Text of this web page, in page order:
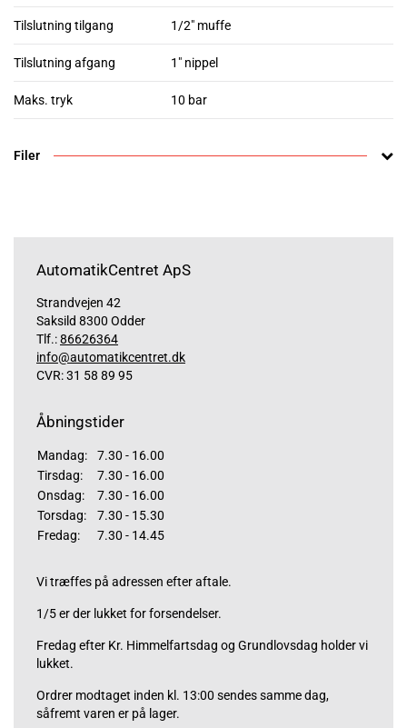
Tilslutning tilgang 1/2" muffe
Tilslutning afgang 1" nippel
Maks. tryk 10 bar
Filer
AutomatikCentret ApS
Strandvejen 42
Saksild 8300 Odder
Tlf.:86626364
info@automatikcentret.dk
CVR: 31 58 89 95
Åbningstider
Mandag:
7.30 - 16.00
Tirsdag:
7.30 - 16.00
Onsdag:
7.30 - 16.00
Torsdag:
7.30 - 15.30
Fredag:
7.30 - 14.45
Vi træffes på adressen efter aftale.
1/5 er der lukket for forsendelser.
Fredag efter Kr. Himmelfartsdag og Grundlovsdag holder vi
lukket.
Ordrer modtaget inden kl. 13:00 sendes samme dag,
såfremt varen er på lager.